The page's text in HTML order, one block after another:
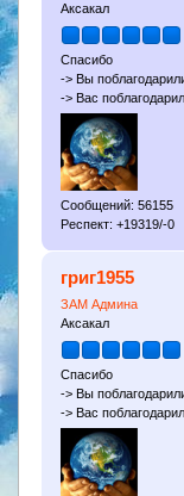
Аксакал
Спасибо
-> Вы
-> Вас
Сообщений: 56155
Респект: +19319/-0
григ1955
ЗАМ Админа
Аксакал
Спасибо
-> Вы
-> Вас